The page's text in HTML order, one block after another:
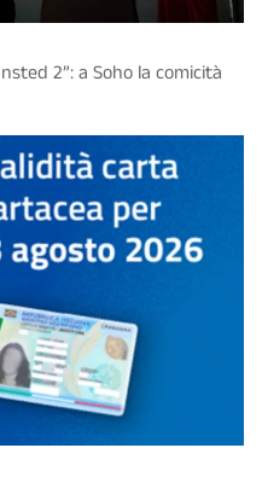
2”: a Soho la comicità